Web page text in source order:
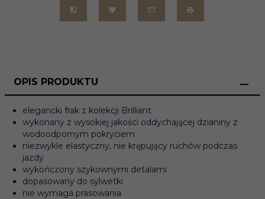
OPIS PRODUKTU
elegancki frak z kolekcji Brilliant
wykonany z wysokiej jakości oddychającej dzianiny z
wodoodpornym pokryciem
niezwykle elastyczny, nie krępujący ruchów podczas
jazdy
wykończony szykownymi detalami
dopasowany do sylwetki
nie wymaga prasowania